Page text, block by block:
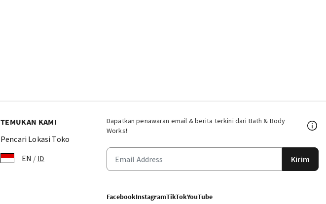
Dapatkan penawaran email & berita terkini dari Bath & Body
Works!
Kirim
FacebookInstagramTikTokYouTube
TEMUKAN KAMI
Pencari Lokasi Toko
EN / ID